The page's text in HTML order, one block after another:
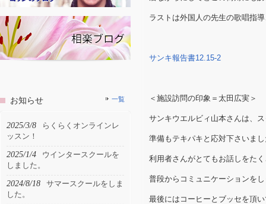
ラストは外国人の先生の歌唱指
サンキ報告書12.15-2
＜施設訪問の印象＝太田広実＞
サンキウエルビィ山本さんは、
準備もテキパキと応対下さいま
利用者さんがとてもお話しをた
普段からコミュニケーションを
最後にはコーヒーとブッセを頂
お知らせ 一覧
2025/3/8
らくらくオンラインレ
ッスン！
2025/1/4
ウインタースクールを
しました。
2024/8/18
サマースクールをしま
した。